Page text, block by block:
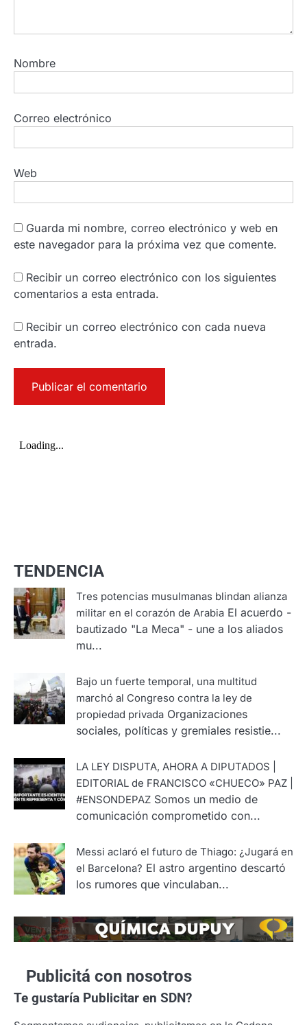
Nombre
Correo electrónico
Web
Guarda mi nombre, correo electrónico y web en
este navegador para la próxima vez que comente.
Recibir un correo electrónico con los siguientes
comentarios a esta entrada.
Recibir un correo electrónico con cada nueva
entrada.
TENDENCIA
Tres potencias musulmanas blindan alianza
militar en el corazón de Arabia El acuerdo -
bautizado "La Meca" - une a los aliados
mu...
Bajo un fuerte temporal, una multitud
marchó al Congreso contra la ley de
propiedad privada Organizaciones
sociales, políticas y gremiales resistie...
LA LEY DISPUTA, AHORA A DIPUTADOS |
EDITORIAL de FRANCISCO «CHUECO» PAZ |
#ENSONDEPAZ Somos un medio de
comunicación comprometido con...
Messi aclaró el futuro de Thiago: ¿Jugará en
el Barcelona? El astro argentino descartó
los rumores que vinculaban...
Publicitá con nosotros
Te gustaría Publicitar en SDN?